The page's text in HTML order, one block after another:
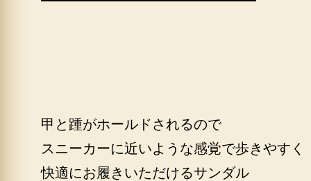
甲と踵がホールドされるので
スニーカーに近いような感覚で歩きやすく
快適にお履きいただけるサンダル